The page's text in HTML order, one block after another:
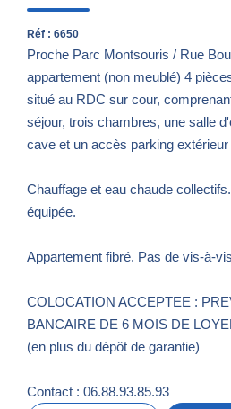
Réf : 6650
Proche Parc Montsouris / Rue
appartement (non meublé) 4
situé au RDC sur cour,
séjour, trois chambres, une salle
cave et un accès parking
Chauffage et eau chaude
équipée.
Appartement fibré. Pas de vis-à-
COLOCATION ACCEPTEE :
BANCAIRE DE 6 MOIS DE
(en plus du dépôt de garantie)
Contact : 06.88.93.85.93